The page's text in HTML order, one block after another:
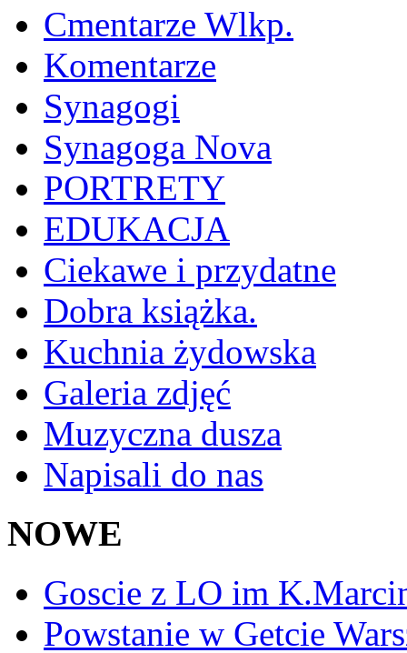
Cmentarze Wlkp.
Komentarze
Synagogi
Synagoga Nova
PORTRETY
EDUKACJA
Ciekawe i przydatne
Dobra książka.
Kuchnia żydowska
Galeria zdjęć
Muzyczna dusza
Napisali do nas
NOWE
Goscie z LO im
Powstanie w Getcie